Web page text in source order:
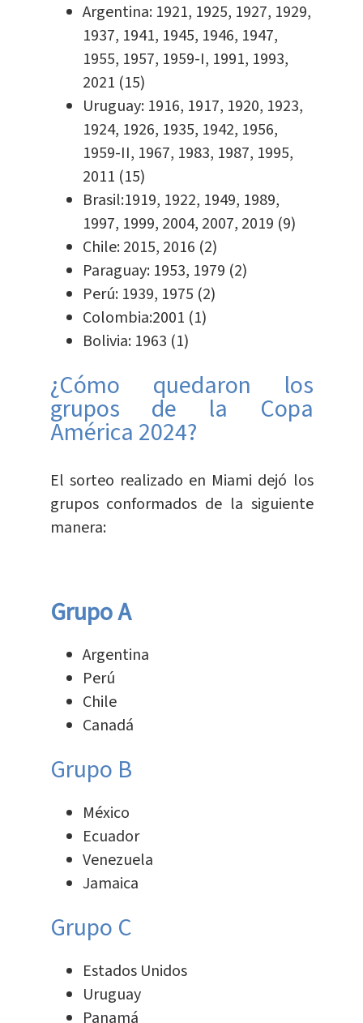
Argentina: 1921, 1925, 1927, 1929,
1937, 1941, 1945, 1946, 1947,
1955, 1957, 1959-I, 1991, 1993,
2021 (15)
Uruguay: 1916, 1917, 1920, 1923,
1924, 1926, 1935, 1942, 1956,
1959-II, 1967, 1983, 1987, 1995,
2011 (15)
Brasil:1919, 1922, 1949, 1989,
1997, 1999, 2004, 2007, 2019 (9)
Chile: 2015, 2016 (2)
Paraguay: 1953, 1979 (2)
Perú: 1939, 1975 (2)
Colombia:2001 (1)
Bolivia: 1963 (1)
¿Cómo quedaron los
grupos de la Copa
América 2024?
El sorteo realizado en Miami dejó los
grupos conformados de la siguiente
manera:
Grupo A
Argentina
Perú
Chile
Canadá
Grupo B
México
Ecuador
Venezuela
Jamaica
Grupo C
Estados Unidos
Uruguay
Panamá